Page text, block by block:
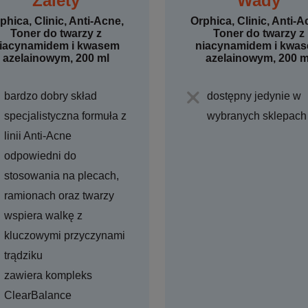
Clinic, Anti-Acne,
Toner do twarzy z
i kwasem
azelainowym, 200 ml
bardzo dobry skład
specjalistyczna formuła z
linii Anti-Acne
odpowiedni do
stosowania na plecach,
ramionach oraz twarzy
wspiera walkę z
kluczowymi przyczynami
trądziku
zawiera kompleks
ClearBalance
Orphica, Clinic, Anti-
Toner do twarzy z
niacynamidem i
azelainowym, 200
dostępny jedynie w
wybranych sklepach